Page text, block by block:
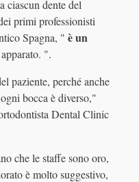
ciascun dente del
primi professionisti
Spagna, " è un
apparato. ".
paziente, perché anche
bocca è diverso,"
Dental Clinic
che le staffe sono oro,
è molto suggestivo,